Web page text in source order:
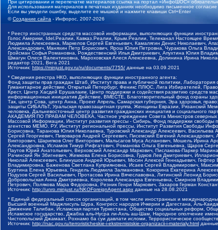
При цитировании и перепечатке материалов ссылка на портал «ИнфоШОС»
Для использования материалов в печатных изданиях необходимо письменное
Если вы увидели ошибку, выделите ее мышкой и нажмите клавиши Ctrl+Enter
©Создание сайта - Инфорос, 2007-2026
* Реестр иностранных средств массовой информации, выполняющих функции
Голос Америки, Idel.Реалии, Кавказ.Реалии, Крым.Реалии, Телеканал Настоящее
Людмила Алексеевна, Маркелов Сергей Евгеньевич, Камалягин Денис Николаевич,
Александрович, Маняхин Петр Борисович, Ярош Юлия Петровна, Чуракова Ольга
Гройсман Софья Романовна, Рождественский Илья Дмитриевич, Апухтина Юлия
Шмагун Олеся Валентиновна, Мароховская Алеся Алексеевна, Долинина Ирина
редактор 2021, Вега 2021
Источник: https://minjust.gov.ru/ru/documents/7755/ данные на 03.09.2021
* Сведения реестра НКО, выполняющих функции иностранного агента:
Фонд защиты прав граждан Штаб, Институт права и публичной политики,
Гуманитарное действие, Открытый Петербург, Феникс ПЛЮС, Лига Избирателей,
Крест, Центр Хасдей Ерушалаим, Центр поддержки и содействия развитию средств
информационных инициатив Действие, ВМЕСТЕ, Благотворительный фонд охраны
Так, центр Сова, центр Анна, Проект Апрель, Самарская губерния, Эра здоровья,
защиты СИБАЛЬТ, Уральская правозащитная группа, Женщины Евразии, Рязанский
человека, Дальневосточный центр развития гражданских инициатив и социального
АКАДЕМИЯ ПО ПРАВАМ ЧЕЛОВЕКА, Частное учреждение Совета Министров северных
Массовой Информации, Институт развития прессы - Сибирь, Фонд поддержки
агентство МЕМО. РУ, Институт региональной прессы, Институт Развития Свободы
Борисовна, Таранова Юлия Николаевна, Туровский Александр Алексеевич,
Сергей Георгиевич, Пивоваров Андрей Сергеевич, Писемский Евгений
Викторович, Шарипков Олег Викторович, Мальсагов Муса Асланович, Мошель Ирина
Александровна, Исламов Тимур Рифгатович, Романова Ольга Евгеньевна, Щаров
Паутов Юрий Анатольевич, Верховский Александр Маркович, Пислакова-Паркер
Рачинский Ян Збигневич, Жемкова Елена Борисовна, Гудков Лев Дмитриевич,
Николай Алексеевич, Блинушов Андрей Юрьевич, Мосин Алексей Геннадьевич,
Владимировна, Баженова Светлана Куприяновна, Исаев Сергей Владимирович,
Буртина Елена Юрьевна, Гендель Людмила Залмановна, Кокорина Екатерина
Подузов Сергей Васильевич, Протасова Ирина Вячеславовна, Литинский Леонид
Добровольская Анна Дмитриевна, Королева Александра Евгеньевна, Смирнов
Петрович, Полякова Мара Федоровна, Резник Генри Маркович, Захаров Герман
Источник: http://unro.minjust.ru/NKOForeignAgent.aspx данные на 28.08.2021
* Единый федеральный список организаций, в том числе иностранных и
Высший военный Маджлисуль Шура, Конгресс народов Ичкерии и Дагестана, Аль-
Движение Талибан, Исламская партия Туркестана, Общество социальных реформ,
Исламское государство, Джабха аль-Нусра ли-Ахль аш-Шам, Народное ополчение
Чистопольский Джамаат, Рохнамо ба суи давлати исломи, Террористическое
Источник: http://nac.gov.ru/terroristicheskie-i-ekstremistskie-organizacii-i-materialy.html